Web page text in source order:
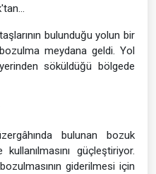
bulunduğu yolun bir
meydana geldi. Yol
söküldüğü bölgede
bulunan bozuk
güçleştiriyor.
giderilmesi için